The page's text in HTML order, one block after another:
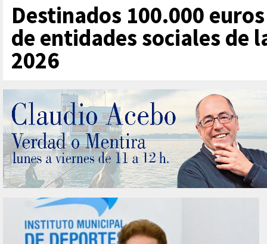
Destinados 100.000
de entidades sociales de
2026